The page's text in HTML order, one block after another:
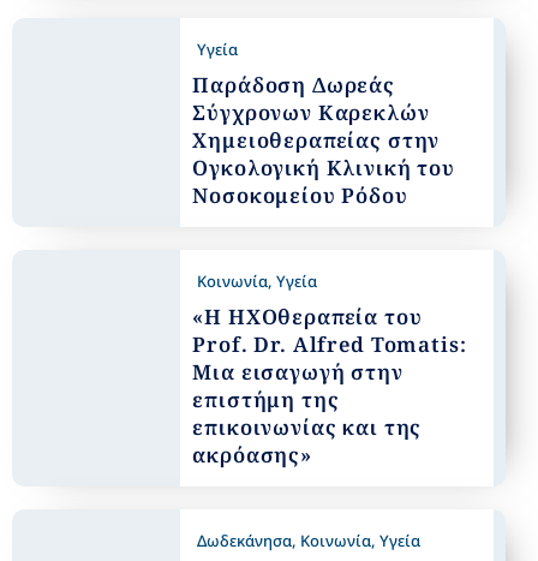
Υγεία
Παράδοση Δωρεάς
Σύγχρονων Καρεκλών
Χημειοθεραπείας στην
Ογκολογική Κλινική του
Νοσοκομείου Ρόδου
Κοινωνία,Υγεία
«Η ΗXOθεραπεία του
Prof. Dr. Alfred Tomatis:
Μια εισαγωγή στην
επιστήμη της
επικοινωνίας και της
ακρόασης»
Δωδεκάνησα, Κοινωνία,Υγεία